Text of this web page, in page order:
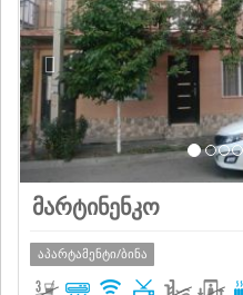
მარტინენკო
აპარტამენტი/ბინა